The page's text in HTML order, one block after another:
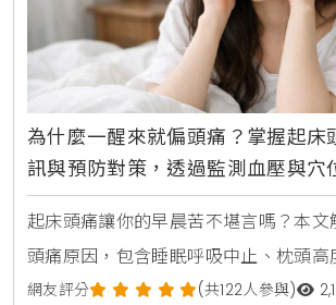
為什麼一醒來就偏頭痛？掌握起床
訊與預防對策，透過監測血壓與穴
慢性高血壓帶來的脹痛感
起床頭痛讓你的早晨苦不堪言嗎？本
頭痛原因，包含睡眠呼吸中止、枕頭高
血壓警訊。掌握舒緩頭痛的正確方法，
網友評分 (共122人參與)